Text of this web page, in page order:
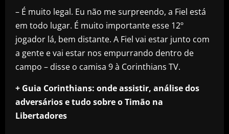
– É muito legal. Eu não me surpreendo, a Fiel está
em todo lugar. É muito importante esse 12º
jogador lá, bem distante. A Fiel vai estar junto com
a gente e vai estar nos empurrando dentro de
campo – disse o camisa 9 à Corinthians TV.
+ Guia Corinthians: onde assistir, análise dos
adversários e tudo sobre o Timão na
Libertadores